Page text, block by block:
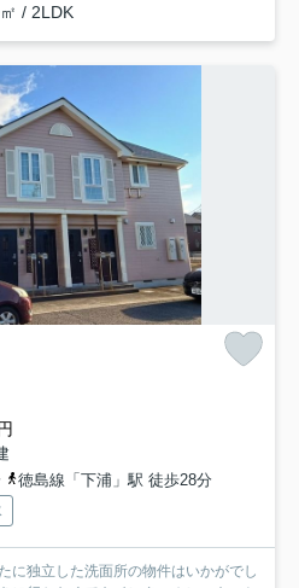
/ 2LDK
徳島線「下浦」駅 徒歩28分
に独立した洗面所の物件はいかがでし